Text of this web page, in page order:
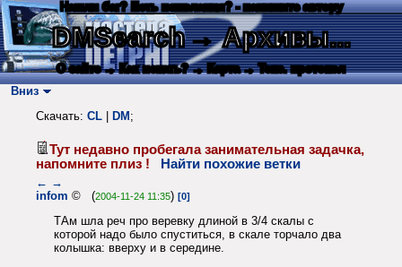
Нашли баг? Есть пожелания? - напишите автору
DMSearch→ Архивы...
О сайте → Как искать? → Карта → Текс. протокол
Вниз
Скачать: CL DM ;
Тут недавно пробегала занимательная задачка,
напомните плиз !
Найти похожие ветки
← →
infom © (2004-11-24 11:35) [0]
ТАм шла реч про веревку длиной в 3/4 скалы с
которой надо было спуститься, в скале торчало два
колышка: вверху и в середине.